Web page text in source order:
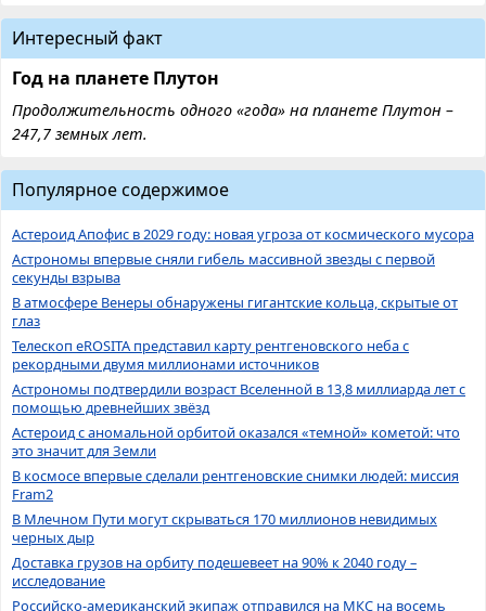
Интересный факт
Год на планете Плутон
Продолжительность одного «года» на планете Плутон –
247,7 земных лет.
Популярное содержимое
Астероид Апофис в 2029 году: новая угроза от космического мусора
Астрономы впервые сняли гибель массивной звезды с первой
секунды взрыва
В атмосфере Венеры обнаружены гигантские кольца, скрытые от
глаз
Телескоп eROSITA представил карту рентгеновского неба с
рекордными двумя миллионами источников
Астрономы подтвердили возраст Вселенной в 13,8 миллиарда лет с
помощью древнейших звёзд
Астероид с аномальной орбитой оказался «темной» кометой: что
это значит для Земли
В космосе впервые сделали рентгеновские снимки людей: миссия
Fram2
В Млечном Пути могут скрываться 170 миллионов невидимых
черных дыр
Доставка грузов на орбиту подешевеет на 90% к 2040 году –
исследование
Российско-американский экипаж отправился на МКС на восемь